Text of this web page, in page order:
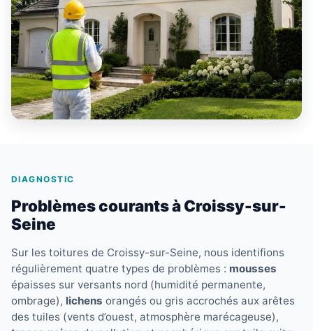
DIAGNOSTIC
Problèmes courants à Croissy-sur-
Seine
Sur les toitures de Croissy-sur-Seine, nous identifions
régulièrement quatre types de problèmes : mousses
épaisses sur versants nord (humidité permanente,
ombrage), lichens orangés ou gris accrochés aux arêtes
des tuiles (vents d’ouest, atmosphère marécageuse),